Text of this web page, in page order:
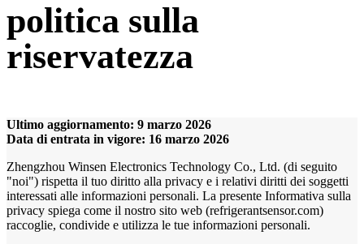
politica sulla
riservatezza
Ultimo aggiornamento: 9 marzo 2026
Data di entrata in vigore: 16 marzo 2026
Zhengzhou Winsen Electronics Technology Co., Ltd. (di seguito
"noi") rispetta il tuo diritto alla privacy e i relativi diritti dei soggetti
interessati alle informazioni personali. La presente Informativa sulla
privacy spiega come il nostro sito web (refrigerantsensor.com)
raccoglie, condivide e utilizza le tue informazioni personali.